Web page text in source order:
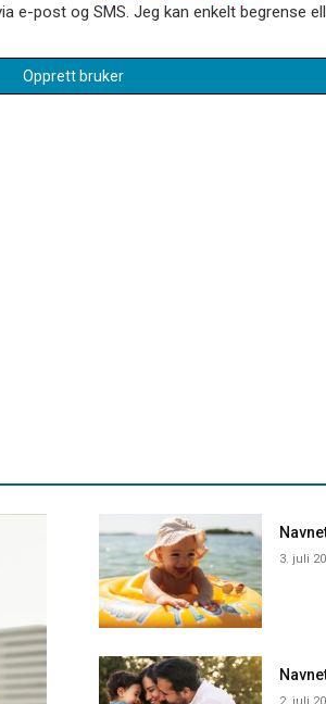
e-post og SMS. Jeg kan enkelt begrense
Opprett bruker
3. juli
2. juli